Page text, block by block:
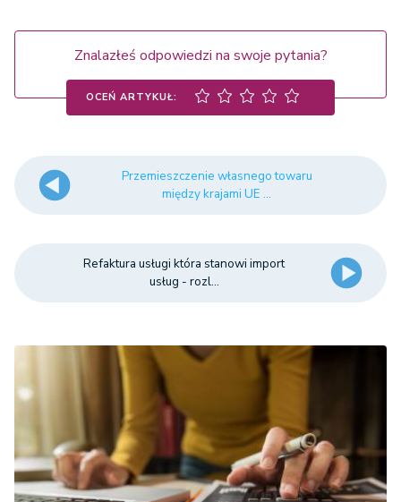
Znalazłeś odpowiedzi na swoje pytania?
OCEŃ ARTYKUŁ:
Przemieszczenie własnego towaru
między krajami UE ...
Refaktura usługi która stanowi import
usług - rozl...